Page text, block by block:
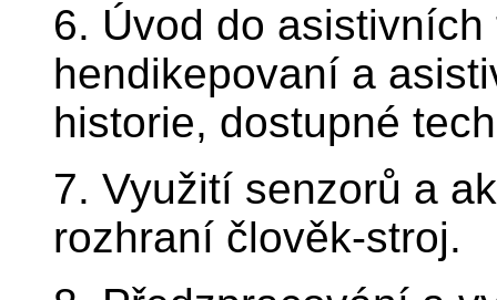
6. Úvod do
hendikepovaní a
historie, dostupné
7. Využití senzorů a
rozhraní člověk-stroj.